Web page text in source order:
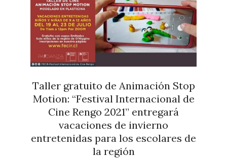
Taller gratuito de Animación Stop
Motion: “Festival Internacional de
Cine Rengo 2021” entregará
vacaciones de invierno
entretenidas para los escolares de
la región